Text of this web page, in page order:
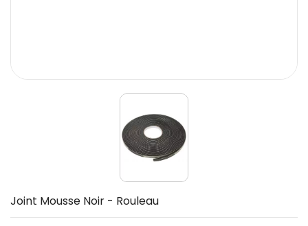
Joint Mousse Noir - Rouleau